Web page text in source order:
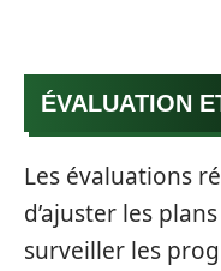
ÉVALUATION
Les évaluations
d’ajuster les
surveiller les